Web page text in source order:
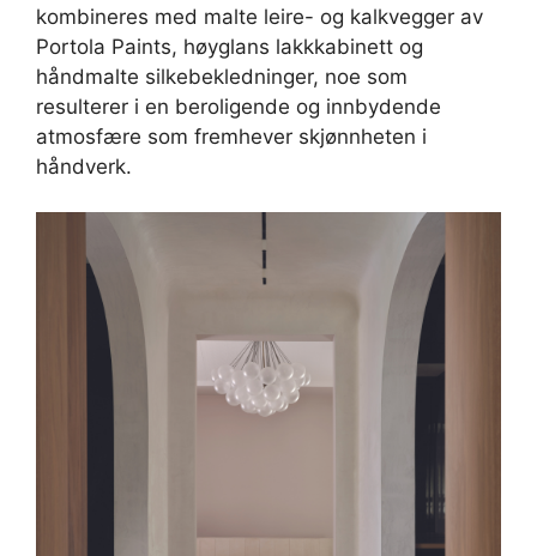
kombineres med malte leire- og kalkvegger av
Portola Paints, høyglans lakkkabinett og
håndmalte silkebekledninger, noe som
resulterer i en beroligende og innbydende
atmosfære som fremhever skjønnheten i
håndverk.